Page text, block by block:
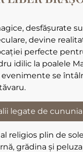
desfășurate
devine
perfecte
idilic la poalele
evenimente se
legate de
religios plin de
grădina și